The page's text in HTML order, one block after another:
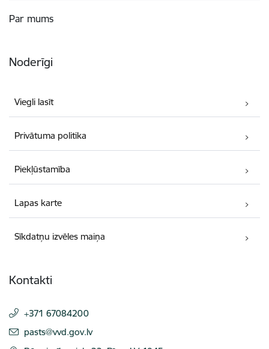
Par mums
Noderīgi
Viegli lasīt
Privātuma politika
Piekļūstamība
Lapas karte
Sīkdatņu izvēles maiņa
Kontakti
+371 67084200
E-pasts:
pasts@vvd.gov.lv